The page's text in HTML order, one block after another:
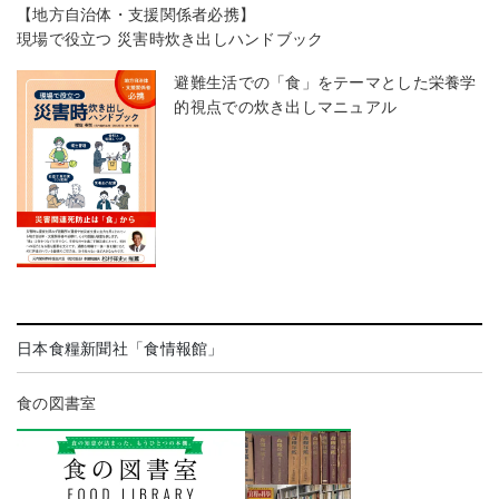
【地方自治体・支援関係者必携】
現場で役立つ 災害時炊き出しハンドブック
避難生活での「食」をテーマとした栄養学
的視点での炊き出しマニュアル
日本食糧新聞社「食情報館」
食の図書室